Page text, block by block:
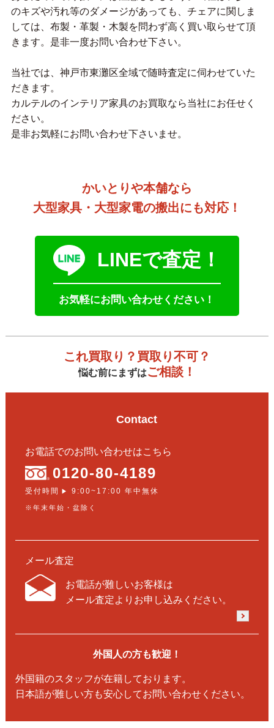
のキズや汚れ等のダメージがあっても、チェアに関しま
しては、布製・革製・木製を問わず高く買い取らせて頂
きます。是非一度お問い合わせ下さい。
当社では、神戸市東灘区全域で随時査定に伺わせていた
だきます。
カルテルのインテリア家具のお買取なら当社にお任せく
ださい。
是非お気軽にお問い合わせ下さいませ。
かいとりや本舗なら
大型家具・大型家電の搬出にも対応！
LINEで査定！
お気軽にお問い合わせください！
これ買取り？買取り不可？
悩む前にまずはご相談！
Contact
お電話でのお問い合わせはこちら
0120-80-4189
受付時間 ▶ 9:00~17:00 年中無休
※年末年始・盆除く
メール査定
お電話が難しいお客様は
メール査定よりお申し込みください。
外国人の方も歓迎！
外国籍のスタッフが在籍しております。
日本語が難しい方も安心してお問い合わせください。